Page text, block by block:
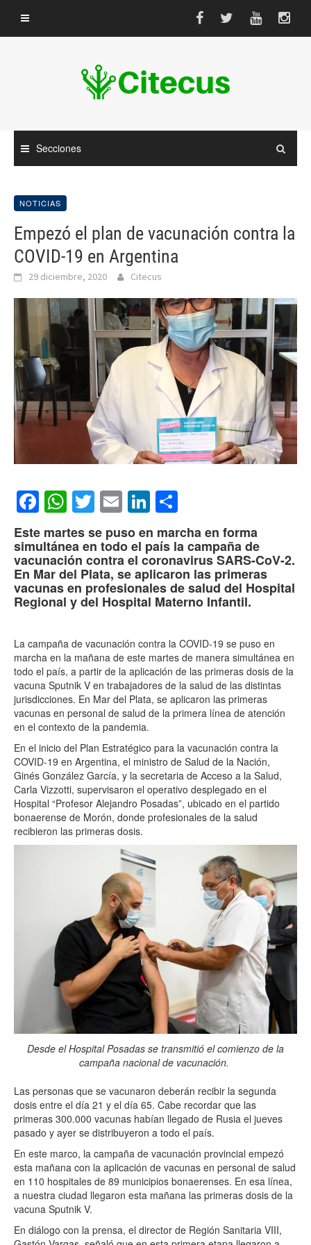
contenido
Secciones
NOTICIAS
Empezó el plan de vacunación contra la
COVID-19 en Argentina
29 diciembre, 2020 Citecus
Facebook
WhatsApp
Twitter
EmailLinkedIn
Este martes se puso en marcha en forma
simultánea en todo el país la campaña de
vacunación contra el coronavirus SARS-CoV-2.
En Mar del Plata, se aplicaron las primeras
vacunas en profesionales de salud del Hospital
Regional y del Hospital Materno Infantil.
La campaña de vacunación contra la COVID-19 se puso en
marcha en la mañana de este martes de manera simultánea en
todo el país, a partir de la aplicación de las primeras dosis de la
vacuna Sputnik V en trabajadores de la salud de las distintas
jurisdicciones. En Mar del Plata, se aplicaron las primeras
vacunas en personal de salud de la primera línea de atención
en el contexto de la pandemia.
En el inicio del Plan Estratégico para la vacunación contra la
COVID-19 en Argentina, el ministro de Salud de la Nación,
Ginés González García, y la secretaria de Acceso a la Salud,
Carla Vizzotti, supervisaron el operativo desplegado en el
Hospital “Profesor Alejandro Posadas”, ubicado en el partido
bonaerense de Morón, donde profesionales de la salud
recibieron las primeras dosis.
Desde el Hospital Posadas se transmitió el comienzo de la
campaña nacional de vacunación.
Las personas que se vacunaron deberán recibir la segunda
dosis entre el día 21 y el día 65. Cabe recordar que las
primeras 300.000 vacunas habían llegado de Rusia el jueves
pasado y ayer se distribuyeron a todo el país.
En este marco, la campaña de vacunación provincial empezó
esta mañana con la aplicación de vacunas en personal de salud
en 110 hospitales de 89 municipios bonaerenses. En esa línea,
a nuestra ciudad llegaron esta mañana las primeras dosis de la
vacuna Sputnik V.
En diálogo con la prensa, el director de Región Sanitaria VIII,